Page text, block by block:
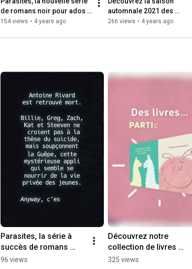
de romans noir pour ados
écrite par Marie-Ève
154 views • 4 years ago
automnale 2021 des
Éditions de la Bagnole!
266 views • 4 years ago
Parasites, la série à
succès de romans
noirs pour ados, par
96 views
Découvrez notre
collection de livres
tout-carton pour les
325 views